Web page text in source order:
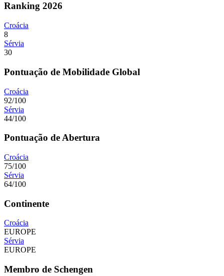
Ranking 2026
Croácia
8
Sérvia
30
Pontuação de Mobilidade Global
Croácia
92/100
Sérvia
44/100
Pontuação de Abertura
Croácia
75/100
Sérvia
64/100
Continente
Croácia
EUROPE
Sérvia
EUROPE
Membro de Schengen